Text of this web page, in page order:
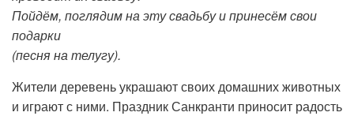
Пойдём, поглядим на эту свадьбу и принесём свои
подарки
(песня на телугу).
Жители деревень украшают своих домашних животных
и играют с ними. Праздник Санкранти приносит радость